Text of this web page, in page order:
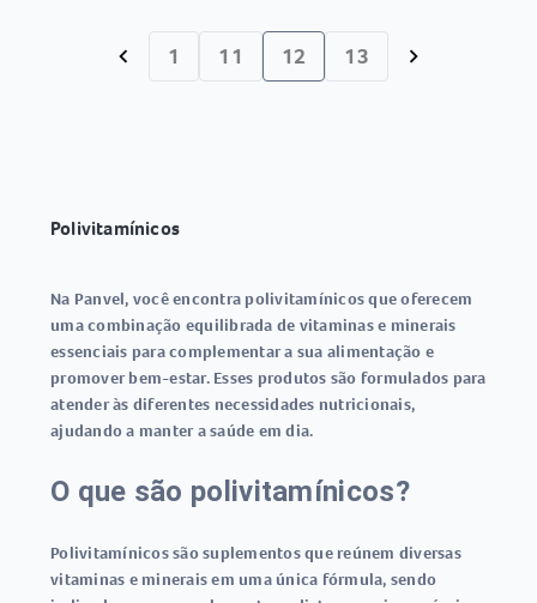
chevron_left 1 11 12 13 chevron_right
Polivitamínicos
Na Panvel, você encontra polivitamínicos que oferecem
uma combinação equilibrada de vitaminas e minerais
essenciais para complementar a sua alimentação e
promover bem-estar. Esses produtos são formulados para
atender às diferentes necessidades nutricionais,
ajudando a manter a saúde em dia.
O que são polivitamínicos?
Polivitamínicos são suplementos que reúnem diversas
vitaminas e minerais em uma única fórmula, sendo